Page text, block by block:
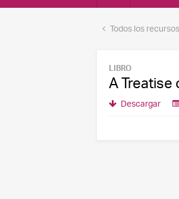
Todos los recursos
LIBRO
A Treatise
Descargar